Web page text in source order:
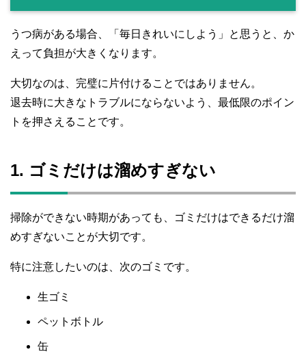
うつ病がある場合、「毎日きれいにしよう」と思うと、か
えって負担が大きくなります。
大切なのは、完璧に片付けることではありません。
退去時に大きなトラブルにならないよう、最低限のポイン
トを押さえることです。
1. ゴミだけは溜めすぎない
掃除ができない時期があっても、ゴミだけはできるだけ溜
めすぎないことが大切です。
特に注意したいのは、次のゴミです。
生ゴミ
ペットボトル
缶